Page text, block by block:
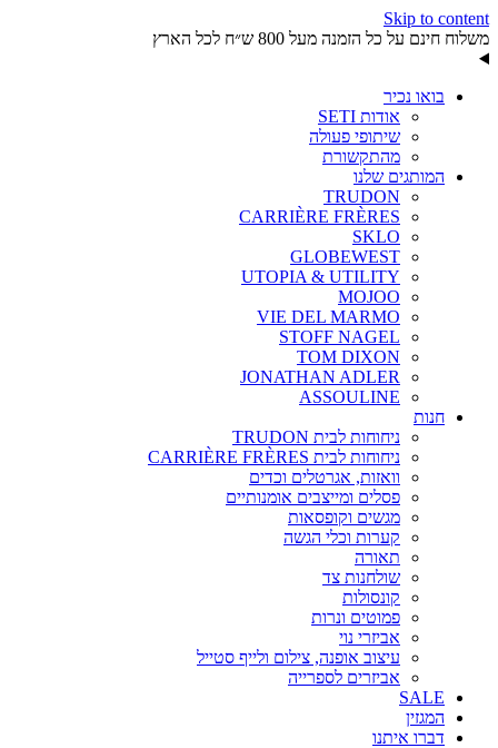
Skip to content
משלוח חינם על כל הזמנה מעל 800 ש״ח לכל הארץ
בואו נכיר
אודות SETI
שיתופי פעולה
מהתקשורת
המותגים שלנו
TRUDON
CARRIÈRE FRÈRES
SKLO
GLOBEWEST
UTOPIA & UTILITY
MOJOO
VIE DEL MARMO
STOFF NAGEL
TOM DIXON
JONATHAN ADLER
ASSOULINE
חנות
ניחוחות לבית TRUDON
ניחוחות לבית CARRIÈRE FRÈRES
וואזות, אגרטלים וכדים
פסלים ומייצבים אומנותיים
מגשים וקופסאות
קערות וכלי הגשה
תאורה
שולחנות צד
קונסולות
פמוטים ונרות
אביזרי נוי
עיצוב אופנה, צילום ולייף סטייל
אביזרים לספרייה
SALE
המגזין
דברו איתנו